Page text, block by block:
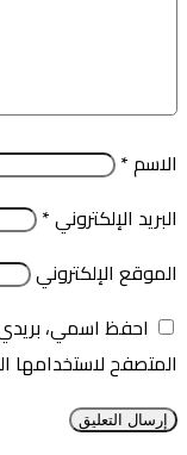
الاسم*
البريد الإلكتروني*
الموقع الإلكتروني
احفظ اسمي، بريدي
المتصفح لاستخدامها